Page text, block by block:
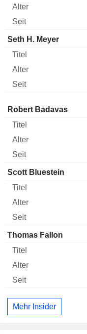
Seth H. Meyer
Verwaltungsratsmitglied
Robert Badavas
Scott Bluestein
Thomas Fallon
Mehr Insider